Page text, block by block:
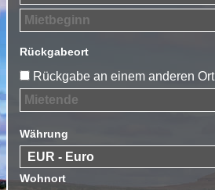
Rückgabeort
Rückgabe an einem anderen Ort
Währung
Wohnort